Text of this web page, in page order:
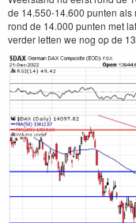
de 14.550-14.600 punten
rond de 14.000 punten met
verder letten we nog op de